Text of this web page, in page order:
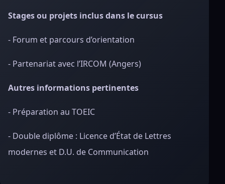
Stages ou projets inclus dans le cursus
- Forum et parcours d’orientation
- Partenariat avec l’IRCOM (Angers)
Autres informations pertinentes
- Préparation au TOEIC
- Double diplôme : Licence d’État de Lettres
modernes et D.U. de Communication